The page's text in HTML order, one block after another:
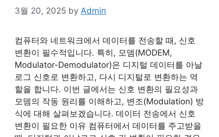
3월 20, 2025 by Admin
컴퓨터와 네트워크에서 데이터를 전송할 때, 신호
변환이 필수적입니다. 특히, 모뎀(MODEM,
Modulator-Demodulator)은 디지털 데이터를 아날
로그 신호로 변환하고, 다시 디지털로 변환하는 역
할을 합니다. 이번 글에서는 신호 변환의 필요성과
모뎀의 작동 원리를 이해하고, 변조(Modulation) 방
식에 대해 살펴보겠습니다. 데이터 전송에서 신호
변환이 필요한 이유 컴퓨터에서 데이터를 주고받을